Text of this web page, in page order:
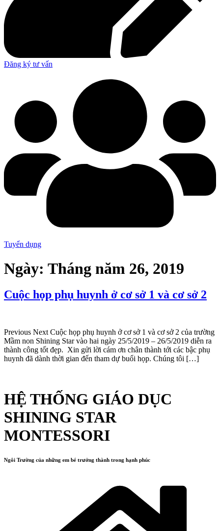
Đăng ký tư vấn
Tuyển dụng
Ngày: Tháng năm 26, 2019
Cuộc họp phụ huynh ở cơ sở 1 và cơ sở 2
Previous Next Cuộc họp phụ huynh ở cơ sở 1 và cơ sở 2 của trường
Mầm non Shining Star vào hai ngày 25/5/2019 – 26/5/2019 diễn ra
thành công tốt đẹp. Xin gửi lời cám ơn chân thành tới các bậc phụ
huynh đã dành thời gian đến tham dự buổi họp. Chúng tôi […]
HỆ THỐNG GIÁO DỤC
SHINING STAR
MONTESSORI
Ngôi Trường của những em bé trưởng thành trong hạnh phúc